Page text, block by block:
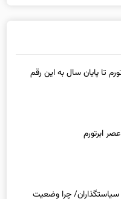
تا پایان سال به این رقم
ابرتورم
سیاستگذاران/ چرا وضعیت